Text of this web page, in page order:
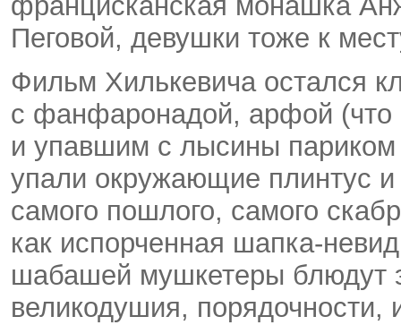
Пеговой, девушки тоже к
Фильм Хилькевича остался
с фанфаронадой, арфой
и упавшим с лысины
упали окружающие плинтус и
самого пошлого, самого
как испорченная шапка-
шабашей мушкетеры блюдут
великодушия, порядочности,